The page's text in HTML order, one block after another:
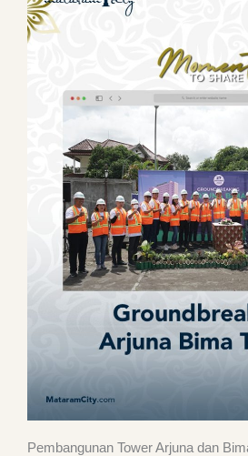
Pembangunan Tower Arjuna dan